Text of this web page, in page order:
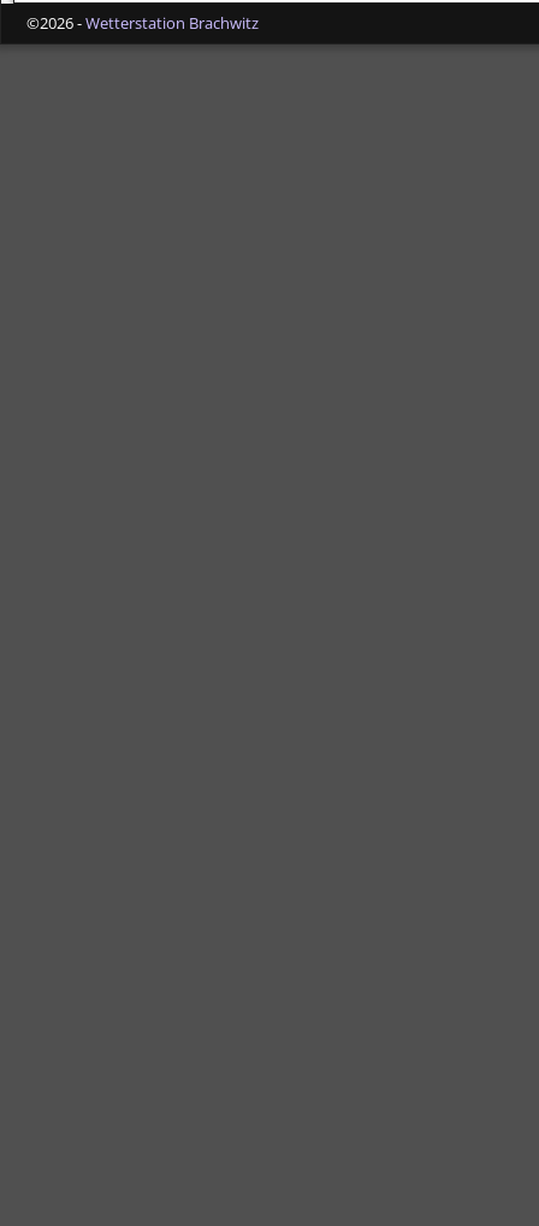
©2026 -Wetterstation Brachwitz